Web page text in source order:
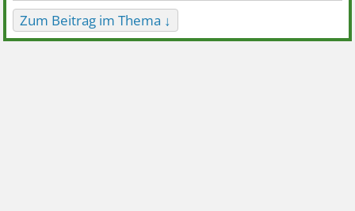
Zum Beitrag im Thema ↓